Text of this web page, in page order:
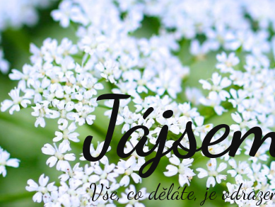
Vše, co děláte, je